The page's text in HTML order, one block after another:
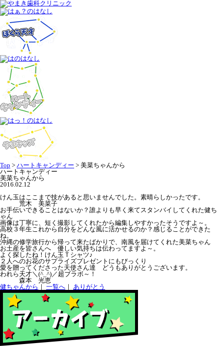
Top > ハートキャンディー > 美菜ちゃんから
ハートキャンディー
美菜ちゃんから
2016.02.12
けん玉はここまで技があると思いませんでした。素晴らしかったです。
荒木 美菜子
お手伝いできることはないか？誰よりも早く来てスタンバイしてくれた健ち
ゃん
画像は丁寧に、短く撮影してくれたから編集しやすかったそうですよ～。
高校３年生これから自分をどんな風に活かせるのか？感じることができた
ね。
沖縄の修学旅行から帰って来たばかりで、南風を届けてくれた美菜ちゃん
お土産を皆さんへ 優しい気持ちは伝わってますよ～。
よく探したね！けん玉Ｔシャツ♪
２人へのお花のサプライズプレゼントにもびっくり
愛を贈ってくださった天使さん達 どうもありがとうございます。
われら天才＼(^_^)／超ブラボ～！
森本 光恵
健ちゃんから ｜ 一覧へ ｜ ありがとう